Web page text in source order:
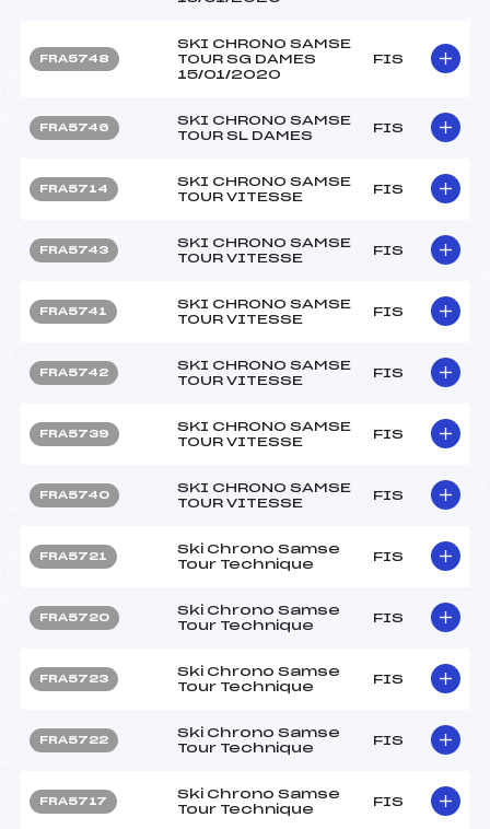
FRA5748
SKI CHRONO SAMSE
TOUR SG DAMES
15/01/2020
FIS
FRA5746
SKI CHRONO SAMSE
TOUR SL DAMES
FIS
FRA5714
SKI CHRONO SAMSE
TOUR VITESSE
FIS
FRA5743
SKI CHRONO SAMSE
TOUR VITESSE
FIS
FRA5741
SKI CHRONO SAMSE
TOUR VITESSE
FIS
FRA5742
SKI CHRONO SAMSE
TOUR VITESSE
FIS
FRA5739
SKI CHRONO SAMSE
TOUR VITESSE
FIS
FRA5740
SKI CHRONO SAMSE
TOUR VITESSE
FIS
FRA5721
Ski Chrono Samse
Tour Technique
FIS
FRA5720
Ski Chrono Samse
Tour Technique
FIS
FRA5723
Ski Chrono Samse
Tour Technique
FIS
FRA5722
Ski Chrono Samse
Tour Technique
FIS
FRA5717
Ski Chrono Samse
Tour Technique
FIS